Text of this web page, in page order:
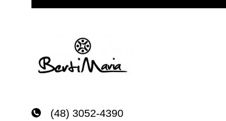
(48) 3052-4390